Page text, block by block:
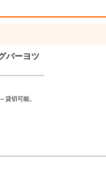
バーヨツ
貸切可能。